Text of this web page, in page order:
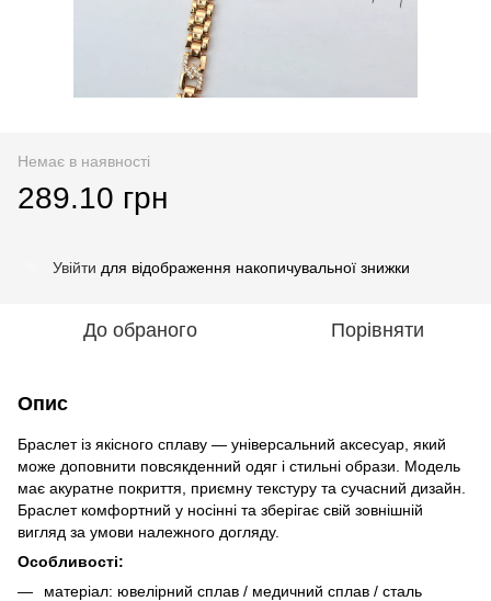
Немає в наявності
289.10 грн
Увійти для відображення накопичувальної знижки
До обраного Порівняти
Опис
Браслет із якісного сплаву — універсальний аксесуар, який
може доповнити повсякденний одяг і стильні образи. Модель
має акуратне покриття, приємну текстуру та сучасний дизайн.
Браслет комфортний у носінні та зберігає свій зовнішній
вигляд за умови належного догляду.
Особливості:
матеріал: ювелірний сплав / медичний сплав / сталь